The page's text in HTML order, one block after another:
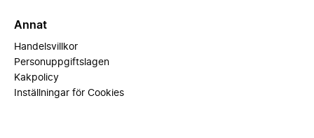
Annat
Handelsvillkor
Personuppgiftslagen
Kakpolicy
Inställningar för Cookies